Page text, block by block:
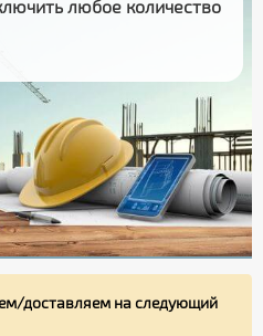
любое количество
доставляем на следующий